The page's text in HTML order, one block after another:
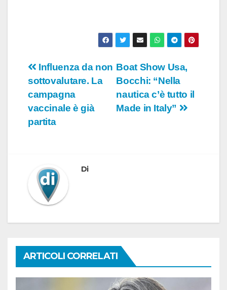
o
Navigazione
articoli
Boat Show Usa,
Bocchi: “Nella
nautica c’è tutto il
Made in Italy”
Influenza da non
sottovalutare. La
campagna
vaccinale è già
partita
Di
ARTICOLI CORRELATI